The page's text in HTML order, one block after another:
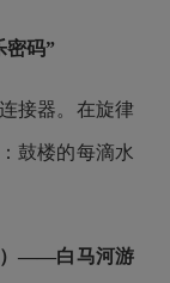
密码”
接器。在旋律
鼓楼的每滴水
——白马河游